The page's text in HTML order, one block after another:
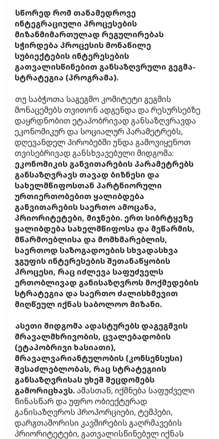
სწორედ რომ თანამედროვე
ინტეგრაციული პროცესების
მიზანმიმართულად რეგულირებას
სჭირდება პროცესის მონაწილე
სუბიექტების ინტერესების
გათვალისწინებით განსაზღვრული გეგმა-
სტრატეგია (პროგრამა).
თუ საბჭოთა საგეგმო კომიტეტი გეგმის
მონაცემებს თვითონ ადგენდა და რესურსებზე
დაყრდნობით ეტაპობრივად განსაზღვრავდა
ეკონომიკურ და სოციალურ პარამეტრებს,
დღევანდელ პირობებში უნდა გამოვიყენოთ
თვისებრივად განსხვავებული მიდგომა:
ეკონომიკის განვითარების პარამეტრებს
განსაზღვრავს თავად ბიზნესი და
სახელმწიფოსთან პარტნიორული
ურთიერთობებით ყალიბდება
განვითარების საერთო ამოცანა,
პრიორიტეტები, მიჯნები. ერთ სიბრტყეზე
ყალიბდება სახელმწიფოსა და მეწარმის,
მწარმოებლისა და მომხმარებლის,
საერთოდ საზოგადოების სხვადასხვა
ჯგუფის ინტერესების შეთანაწყობის
პროცესი, რაც იძლევა საფუძველს
ერთობლივად განისაზღვროს მოქმედების
სტრატეგია და საერთო ძალისხმევით
მიღწეულ იქნას საბოლოო მიზანი.
ასეთი მიდგომა ადასტურებს დაგეგმვის
მრავალმხრივობის, ცვალებადობის
(ეტაპობრივი ხასიათი),
მრავალვარიანტულობის (კონსენსუსი)
შესაძლებლობას, რაც სტრატეგიის
განსაზღვრისას უხეშ შეცდომებს
გამორიცხავს.ამასთან, იქმნება საფუძველი
წინასწარ და უფრო ობიექტურად
განისაზღვროს პროპორციები, ტემპები,
დარგთაშორისი კავშირების გაღრმავების
პრიორიტეტები, გათვალისწინებულ იქნას